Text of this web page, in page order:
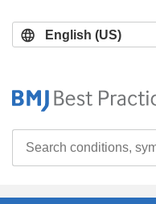
main
search